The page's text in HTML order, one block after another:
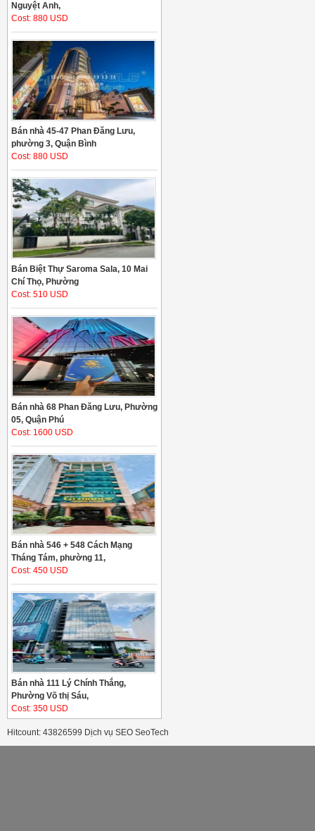
Nguyệt Anh,
Cost: 880 USD
Bán nhà 45-47 Phan Đăng Lưu,
phường 3, Quận Bình
Cost: 880 USD
Bán Biệt Thự Saroma Sala, 10 Mai
Chí Thọ, Phường
Cost: 510 USD
Bán nhà 68 Phan Đăng Lưu, Phường
05, Quận Phú
Cost: 1600 USD
Bán nhà 546 + 548 Cách Mạng
Tháng Tám, phường 11,
Cost: 450 USD
Bán nhà 111 Lý Chính Thắng,
Phường Võ thị Sáu,
Cost: 350 USD
Hitcount: 43826599 Dịch vụ SEO SeoTech